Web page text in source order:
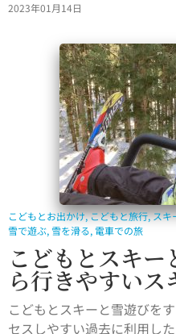
2023年01月14日
こどもとお出かけ,こどもと旅行,スキ
雪で遊ぶ, 雪を滑る, 電車での旅
こどもとスキ
ら行きやすいス
こどもとスキーと雪遊びを
セスしやすい過去に利用し